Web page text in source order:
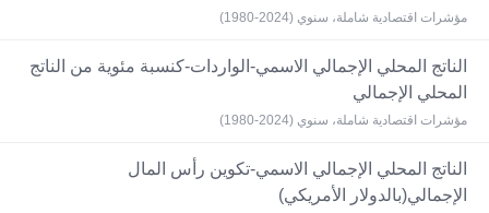
مؤشرات اقتصادية شاملة، سنوي (2024-1980)
الناتج المحلي الإجمالي الاسمي-الواردات-كنسبة مئوية من الناتج
المحلي الإجمالي
مؤشرات اقتصادية شاملة، سنوي (2024-1980)
الناتج المحلي الإجمالي الاسمي-تكوين رأس المال
الإجمالي(بالدولار الأمريكي)